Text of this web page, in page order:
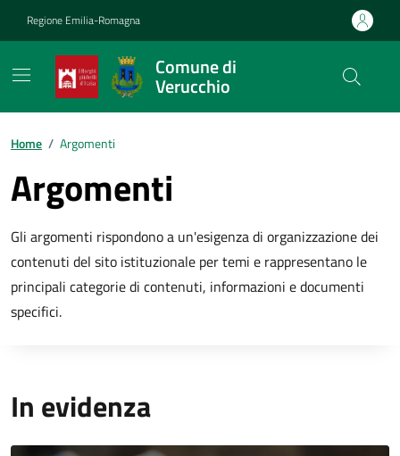
Regione Emilia-Romagna
Comune di
Verucchio
Contenuti in evidenza
Home / Argomenti
Argomenti
Gli argomenti rispondono a un'esigenza di organizzazione dei
contenuti del sito istituzionale per temi e rappresentano le
principali categorie di contenuti, informazioni e documenti
specifici.
In evidenza